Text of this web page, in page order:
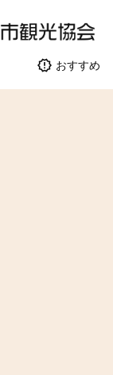
おすすめ